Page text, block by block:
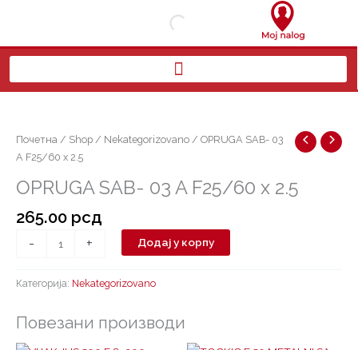
Почетна / Shop / Nekategorizovano / OPRUGA SAB- 03
A F25/60 x 2.5
OPRUGA SAB- 03 A F25/60 x 2.5
265.00 рсд
-
03
A
x
количина
+ Додај у корпу
Категорија: Nekategorizovano
Повезани производи